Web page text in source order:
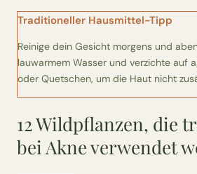
Düngeberater
Challenges
Wusstest du?
Sammlungen
Traditioneller Hausmittel-Tipp
Reinige dein Gesicht morgens und
lauwarmem Wasser und verzichte auf
oder Quetschen, um die Haut nicht
12 Wildpflanzen, die
bei Akne verwendet